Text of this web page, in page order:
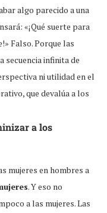
algo parecido a una
«¡Qué suerte para
Falso. Porque las
secuencia infinita de
ni utilidad en el
que devalúa a los
a los
mujeres en hombres a
. Y eso no
a las mujeres. Las